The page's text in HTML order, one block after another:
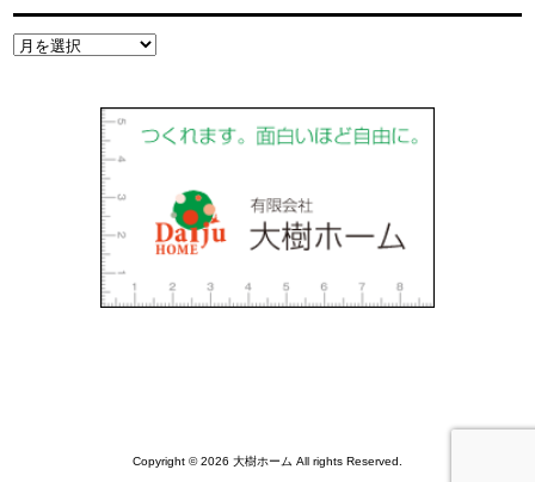
過
Copyright © 2026 大樹ホーム All rights Reserved.